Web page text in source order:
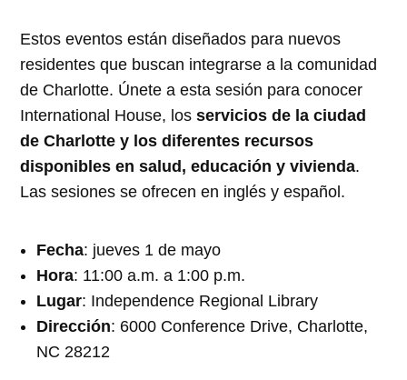
Estos eventos están diseñados para nuevos
residentes que buscan integrarse a la comunidad
de Charlotte. Únete a esta sesión para conocer
International House, losservicios de la ciudad
de Charlotte y los diferentes recursos
disponibles en salud, educación y vivienda.
Las sesiones se ofrecen en inglés y español.
Fecha: jueves 1 de mayo
Hora: 11:00 a.m. a 1:00 p.m.
Lugar: Independence Regional Library
Dirección: 6000 Conference Drive, Charlotte,
NC 28212